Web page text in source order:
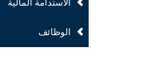
الاستدامة المالية
الوظائف